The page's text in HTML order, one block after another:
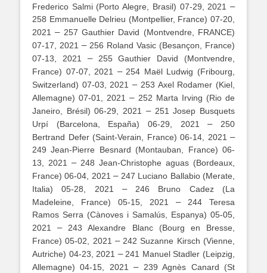
Frederico Salmi (Porto Alegre, Brasil) 07-29, 2021 –
258 Emmanuelle Delrieu (Montpellier, France) 07-20,
2021 – 257 Gauthier David (Montvendre, FRANCE)
07-17, 2021 – 256 Roland Vasic (Besançon, France)
07-13, 2021
–
255 Gauthier David (Montvendre,
France) 07-07, 2021
– 254 Maël Ludwig (Fribourg,
Switzerland) 07-03, 2021 – 253 Axel Rodamer (Kiel,
Allemagne) 07-01, 2021 – 252 Marta Irving (Rio de
Janeiro, Brésil) 06-29, 2021
– 251 Josep Busquets
Urpí (Barcelona, España) 06-29, 2021
– 250
Bertrand Defer (Saint-Verain, France) 06-14, 2021 –
249 Jean-Pierre Besnard (Montauban, France) 06-
13, 2021
– 248 Jean-Christophe aguas (Bordeaux,
France) 06-04, 2021 – 247 Luciano Ballabio (Merate,
Italia) 05-28, 2021
– 246 Bruno Cadez (La
Madeleine, France) 05-15, 2021
– 244 Teresa
Ramos Serra (Cànoves i Samalús, Espanya) 05-05,
2021
– 243 Alexandre Blanc (Bourg en Bresse,
France) 05-02, 2021 – 242 Suzanne Kirsch (Vienne,
Autriche) 04-23, 2021 – 241 Manuel Stadler (Leipzig,
Allemagne) 04-15, 2021
– 239 Agnès Canard (St